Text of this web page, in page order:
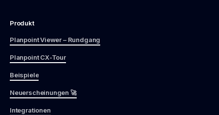
Produkt
Planpoint Viewer – Rundgang
Planpoint CX-Tour
Beispiele
Neuerscheinungen 🚀
Integrationen